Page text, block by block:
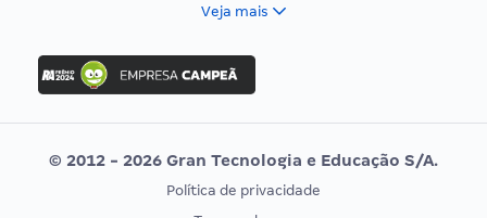
Concurso Ibama
Concurso MPU
Editais publicados
Vunesp
CONCURSOS POR PROFISSÃO EXAME DE ORDEM
Veja mais
© 2012 - 2026 Gran Tecnologia e Educação S/A.
Política de privacidade